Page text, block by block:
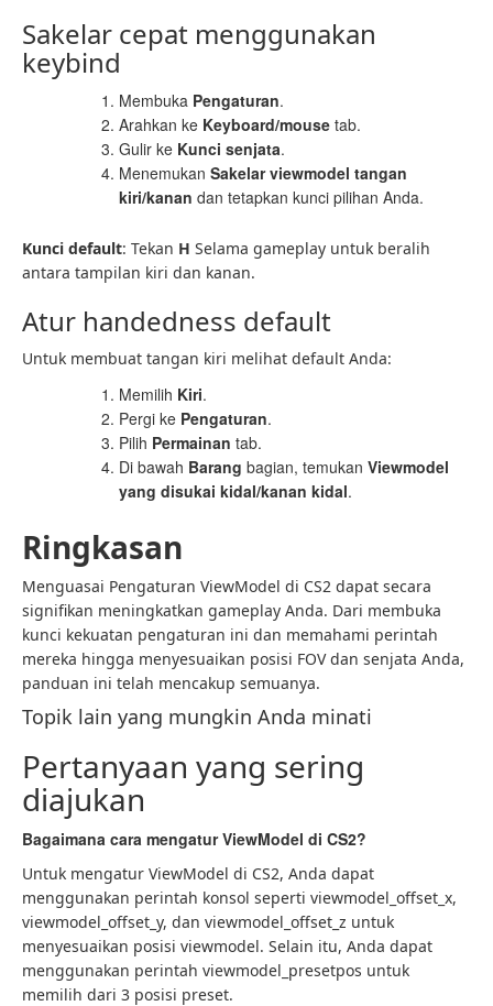
Sakelar cepat menggunakan
keybind
Membuka Pengaturan.
Arahkan ke Keyboard/mouse tab.
Gulir ke Kunci senjata.
Menemukan Sakelar viewmodel tangan
kiri/kanan dan tetapkan kunci pilihan Anda.
Kunci default: Tekan H Selama gameplay untuk beralih
antara tampilan kiri dan kanan.
Atur handedness default
Untuk membuat tangan kiri melihat default Anda:
Memilih Kiri.
Pergi ke Pengaturan.
Pilih Permainan tab.
Di bawah Barang bagian, temukan Viewmodel
yang disukai kidal/kanan kidal.
Ringkasan
Menguasai Pengaturan ViewModel di CS2 dapat secara
signifikan meningkatkan gameplay Anda. Dari membuka
kunci kekuatan pengaturan ini dan memahami perintah
mereka hingga menyesuaikan posisi FOV dan senjata Anda,
panduan ini telah mencakup semuanya.
Topik lain yang mungkin Anda minati
Pertanyaan yang sering
diajukan
Bagaimana cara mengatur ViewModel di CS2?
Untuk mengatur ViewModel di CS2, Anda dapat
menggunakan perintah konsol seperti viewmodel_offset_x,
viewmodel_offset_y, dan viewmodel_offset_z untuk
menyesuaikan posisi viewmodel. Selain itu, Anda dapat
menggunakan perintah viewmodel_presetpos untuk
memilih dari 3 posisi preset.